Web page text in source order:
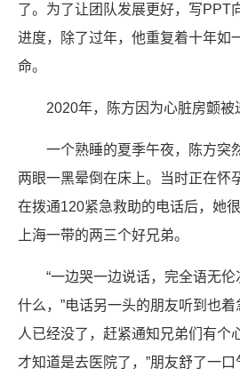
了。为了让团队发展更好，写PPT
进度，除了过年，他重复着十年如
命。
2020年，陈方因为心脏房颤被
一个熟睡的夏季午夜，陈方突
两眼一黑晕倒在床上。当时正在怀
在拨通120紧急救助的电话后，她
上海一带的两三个好兄弟。
“一边哭一边说话，完全语无
什么，”电话另一头的朋友听到也
人已经没了，赶紧通知兄弟们有个
才知道是去医院了，”朋友舒了一口